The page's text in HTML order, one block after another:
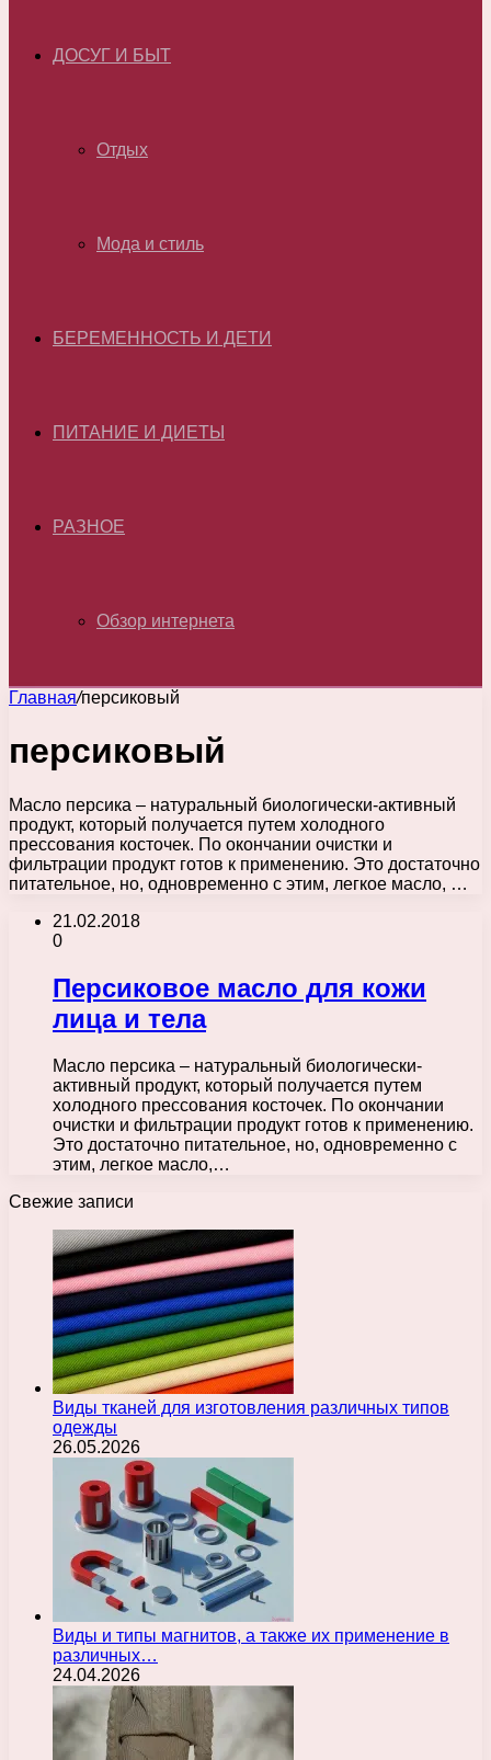
ДОСУГ И БЫТ
Отдых
Мода и стиль
БЕРЕМЕННОСТЬ И ДЕТИ
ПИТАНИЕ И ДИЕТЫ
РАЗНОЕ
Обзор интернета
Главная/персиковый
персиковый
Масло персика – натуральный биологически-активный
продукт, который получается путем холодного
прессования косточек. По окончании очистки и
фильтрации продукт готов к применению. Это достаточно
питательное, но, одновременно с этим, легкое масло, …
21.02.2018
0
Персиковое масло для кожи
лица и тела
Масло персика – натуральный биологически-
активный продукт, который получается путем
холодного прессования косточек. По окончании
очистки и фильтрации продукт готов к применению.
Это достаточно питательное, но, одновременно с
этим, легкое масло,…
Свежие записи
Виды тканей для изготовления различных типов
одежды
26.05.2026
Виды и типы магнитов, а также их применение в
различных…
24.04.2026